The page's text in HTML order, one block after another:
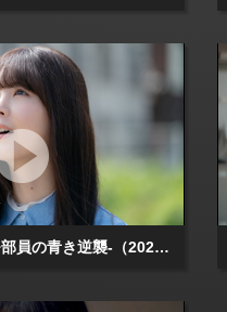
量産型ルカ -プラモ部員の青き逆襲-（2025/07/10放送分）第02話